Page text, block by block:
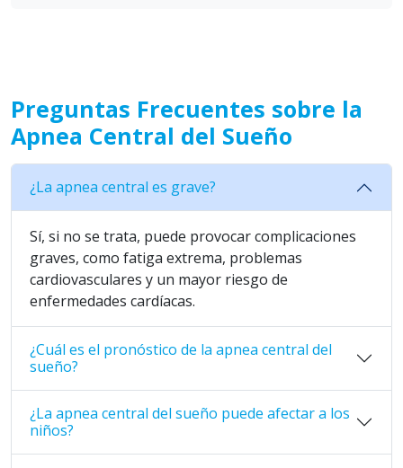
Preguntas Frecuentes sobre la
Apnea Central del Sueño
¿La apnea central es grave?
Sí, si no se trata, puede provocar complicaciones
graves, como fatiga extrema, problemas
cardiovasculares y un mayor riesgo de
enfermedades cardíacas.
¿Cuál es el pronóstico de la apnea central del
sueño?
¿La apnea central del sueño puede afectar a los
niños?